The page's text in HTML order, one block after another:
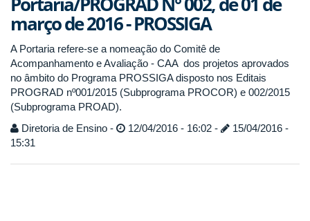
março de 2016 - PROSSIGA
A Portaria refere-se a nomeação do Comitê de
Acompanhamento e Avaliação - CAA dos projetos aprovados
no âmbito do Programa PROSSIGA disposto nos Editais
PROGRAD nº001/2015 (Subprograma PROCOR) e 002/2015
(Subprograma PROAD).
Diretoria de Ensino -
12/04/2016 - 16:02 -
15/04/2016 -
15:31